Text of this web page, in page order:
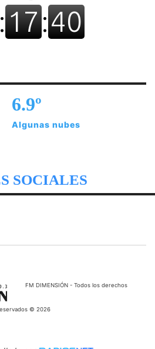
6.9º
Algunas nubes
SOCIALES
FM DIMENSIÓN - Todos los derechos
© 2026